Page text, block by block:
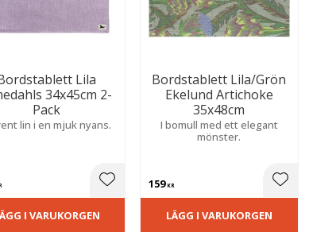
Lila
34x45cm 2-
Pack
lin i en mjuk nyans.
Lägg till i favoriter
I VARUKORGEN
Bordstablett Lila/Grön
Ekelund Artichoke
35x48cm
I bomull med ett elegant
mönster.
159KR
LÄGG I VARUKORGEN